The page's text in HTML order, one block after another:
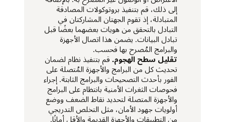
إلى ذلك، قم بتنفيذ بروتوكولات المصادقة
المتبادلة، إذ تقوم الجهتان المشاركتان في
التبادل بالتحقق من هويات بعضهما بعضًا قبل
تبادل البيانات. يضمن هذا اتصال الأجهزة
والبرامج المُصرح بها فحسب.
تقليل سطح الهجوم.قم بتنفيذ نظام لضمان
تحديث كل من البرامج والأجهزة المُتصلة على
الفور بأحدث التصحيحات والبرامج الثابتة. إجراء
فحوصات الثغرات الأمنية بانتظام على البرامج
والأجهزة المتصلة لتحديد نقاط الضعف ووضع
أولويات جهود الأمان، مثل التخلص التدريجي
من التطبيقات والأجهزة القديمة والأقل أمانًا.